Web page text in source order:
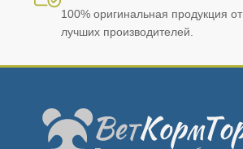
100% оригинальная продукция от
лучших производителей.